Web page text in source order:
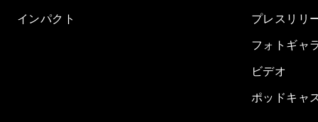
インパクト
プレスリリ
フォトギャ
ビデオ
ポッドキャ